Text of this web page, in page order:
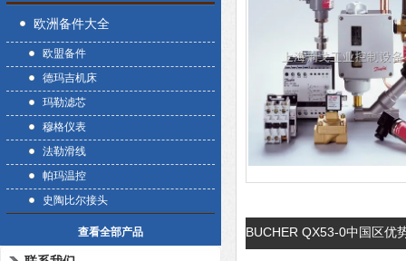
欧洲备件大全
欧盟备件
德玛吉机床
玛勒滤芯
穆格仪表
法勒滑线
帕玛温控
史陶比尔接头
查看全部产品 BUCHER QX53-0中国区优